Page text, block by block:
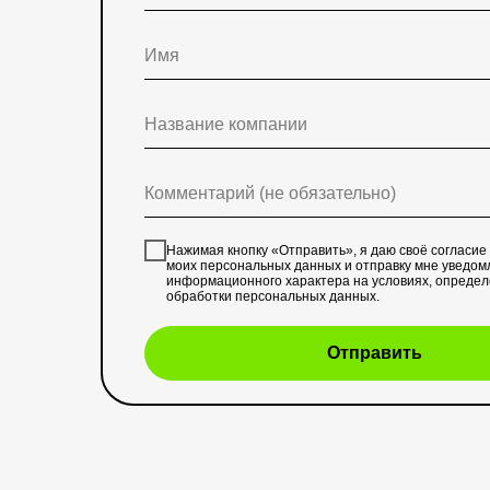
Нажимая кнопку «Отправить», я даю своё согласие
моих персональных данных и отправку мне
информационного характера на условиях,
обработки персональных данных
Отправить